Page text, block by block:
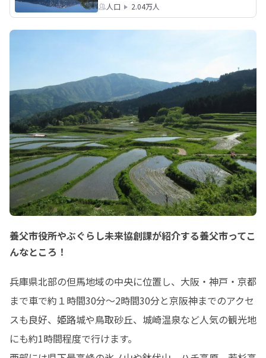
人口 2.04万人
養父市役所やぶぐらし未来協創課が紹介する養父市ってこ
んなところ！
兵庫県北部の但馬地域の中央に位置し、大阪・神戸・京都
まで車で約１時間30分～2時間30分と京阪神までのアクセ
スも良好、姫路城や鳥取砂丘、城崎温泉など人気の観光地
にも約1時間程度で行けます。